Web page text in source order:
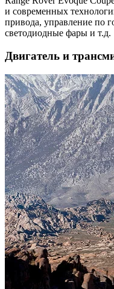
и современных
привода, управление по
светодиодные фары и т.д.
Двигатель и